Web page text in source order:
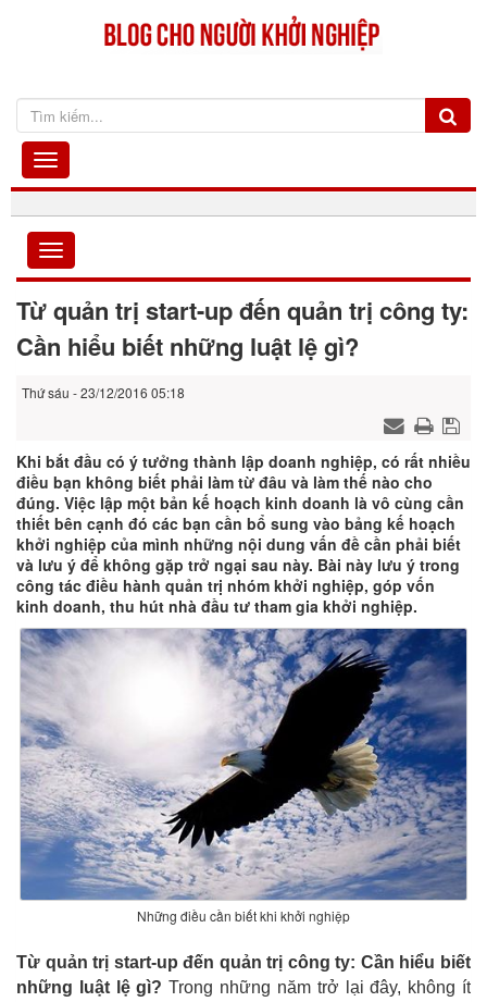
Từ quản trị start-up đến quản trị công ty:
Cần hiểu biết những luật lệ gì?
Thứ sáu - 23/12/2016 05:18
Khi bắt đầu có ý tưởng thành lập doanh nghiệp, có rất nhiều
điều bạn không biết phải làm từ đâu và làm thế nào cho
đúng. Việc lập một bản kế hoạch kinh doanh là vô cùng cần
thiết bên cạnh đó các bạn cần bổ sung vào bảng kế hoạch
khởi nghiệp của mình những nội dung vấn đề cần phải biết
và lưu ý để không gặp trở ngại sau này. Bài này lưu ý trong
công tác điều hành quản trị nhóm khởi nghiệp, góp vốn
kinh doanh, thu hút nhà đầu tư tham gia khởi nghiệp.
Những điều cần biết khi khởi nghiệp
Từ quản trị start-up đến quản trị công ty: Cần hiểu biết
những luật lệ gì? Trong những năm trở lại đây, không ít